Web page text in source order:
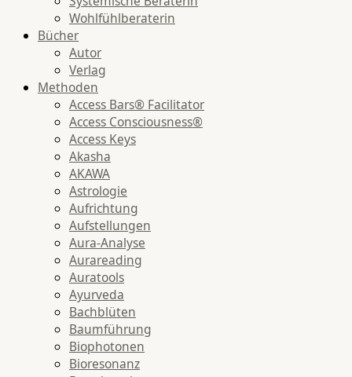
Wohlfühlberaterin
Bücher
Autor
Verlag
Methoden
Access Bars® Facilitator
Access Consciousness®
Access Keys
Akasha
AKAWA
Astrologie
Aufrichtung
Aufstellungen
Aura-Analyse
Aurareading
Auratools
Ayurveda
Bachblüten
Baumführung
Biophotonen
Bioresonanz